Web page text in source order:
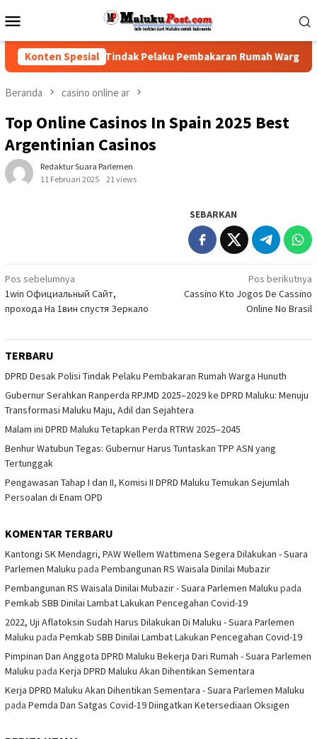
ke
Mobile
Konten Spesial
Desak Polisi Tindak Pelaku Pembakaran Rumah Warga
Beranda casino online ar
Top Online Casinos In Spain 2025 Best
Argentinian Casinos
Redaktur Suara Parlemen
11 Februari 2025
21 views
SEBARKAN
Navigasi
pos
Pos sebelumnya
1win Официальный Сайт,
прохода На 1вин спустя Зеркало
Pos berikutnya
Cassino Kto Jogos De Cassino
Online No Brasil
TERBARU
DPRD Desak Polisi Tindak Pelaku Pembakaran Rumah Warga Hunuth
Gubernur Serahkan Ranperda RPJMD 2025–2029 ke DPRD Maluku: Menuju
Transformasi Maluku Maju, Adil dan Sejahtera
Malam ini DPRD Maluku Tetapkan Perda RTRW 2025–2045
Benhur Watubun Tegas: Gubernur Harus Tuntaskan TPP ASN yang
Tertunggak
Pengawasan Tahap I dan II, Komisi II DPRD Maluku Temukan Sejumlah
Persoalan di Enam OPD
KOMENTAR TERBARU
Kantongi SK Mendagri, PAW Wellem Wattimena Segera Dilakukan - Suara
Parlemen Maluku pada Pembangunan RS Waisala Dinilai Mubazir
Pembangunan RS Waisala Dinilai Mubazir - Suara Parlemen Maluku pada
Pemkab SBB Dinilai Lambat Lakukan Pencegahan Covid-19
2022, Uji Aflatoksin Sudah Harus Dilakukan Di Maluku - Suara Parlemen
Maluku pada Pemkab SBB Dinilai Lambat Lakukan Pencegahan Covid-19
Pimpinan Dan Anggota DPRD Maluku Bekerja Dari Rumah - Suara Parlemen
Maluku pada Kerja DPRD Maluku Akan Dihentikan Sementara
Kerja DPRD Maluku Akan Dihentikan Sementara - Suara Parlemen Maluku
pada Pemda Dan Satgas Covid-19 Diingatkan Ketersediaan Oksigen